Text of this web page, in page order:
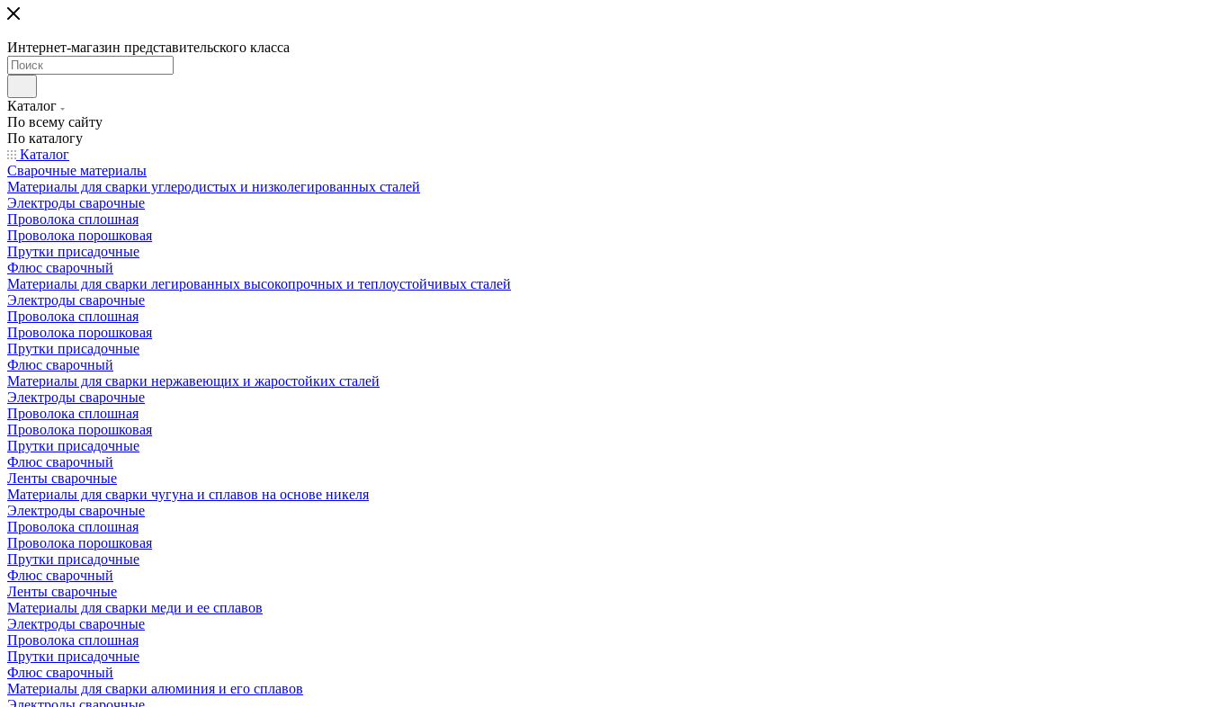
Интернет-магазин представительского класса
Каталог
По всему сайту
По каталогу
Каталог
Сварочные материалы
Материалы для сварки углеродистых и низколегированных сталей
Электроды сварочные
Проволока сплошная
Проволока порошковая
Прутки присадочные
Флюс сварочный
Материалы для сварки легированных высокопрочных и теплоустойчивых сталей
Электроды сварочные
Проволока сплошная
Проволока порошковая
Прутки присадочные
Флюс сварочный
Материалы для сварки нержавеющих и жаростойких сталей
Электроды сварочные
Проволока сплошная
Проволока порошковая
Прутки присадочные
Флюс сварочный
Ленты сварочные
Материалы для сварки чугуна и сплавов на основе никеля
Электроды сварочные
Проволока сплошная
Проволока порошковая
Прутки присадочные
Флюс сварочный
Ленты сварочные
Материалы для сварки меди и ее сплавов
Электроды сварочные
Проволока сплошная
Прутки присадочные
Флюс сварочный
Материалы для сварки алюминия и его сплавов